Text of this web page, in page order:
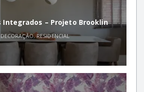
Integrados – Projeto Brooklin
DECORAÇÃO,RESIDENCIAL